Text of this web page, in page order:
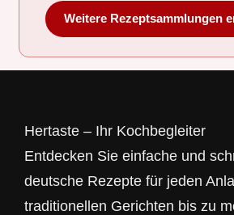
Weitere Rezeptsammlungen
Hertaste – Ihr Kochbegleiter
Entdecken Sie einfache und
deutsche Rezepte für jeden
traditionellen Gerichten bis zu